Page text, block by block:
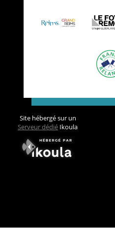
Site hébergé sur un
Serveur dédié Ikoula